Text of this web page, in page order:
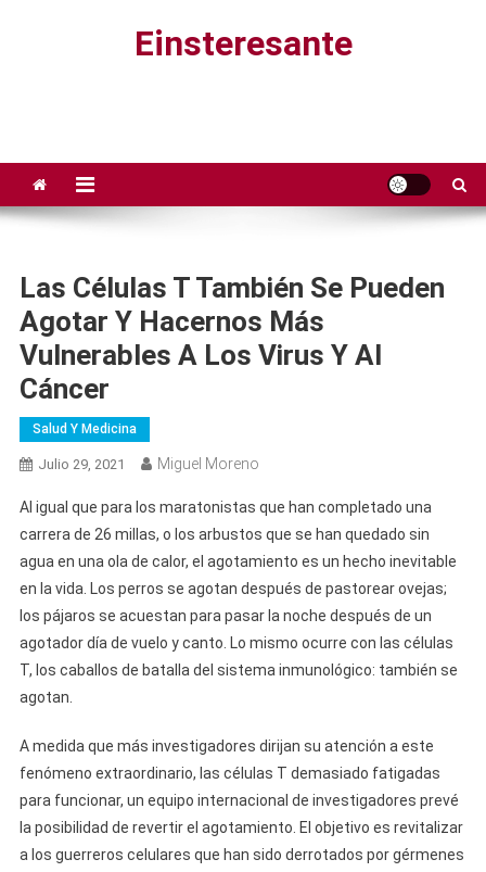
Einsteresante
Las Células T También Se Pueden
Agotar Y Hacernos Más
Vulnerables A Los Virus Y Al
Cáncer
Salud Y Medicina
Julio 29, 2021 Miguel Moreno
Al igual que para los maratonistas que han completado una
carrera de 26 millas, o los arbustos que se han quedado sin
agua en una ola de calor, el agotamiento es un hecho inevitable
en la vida. Los perros se agotan después de pastorear ovejas;
los pájaros se acuestan para pasar la noche después de un
agotador día de vuelo y canto. Lo mismo ocurre con las células
T, los caballos de batalla del sistema inmunológico: también se
agotan.
A medida que más investigadores dirijan su atención a este
fenómeno extraordinario, las células T demasiado fatigadas
para funcionar, un equipo internacional de investigadores prevé
la posibilidad de revertir el agotamiento. El objetivo es revitalizar
a los guerreros celulares que han sido derrotados por gérmenes